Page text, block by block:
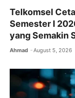
Telkomsel
Semester I
yang Semakin
Ahmad August 5, 2026